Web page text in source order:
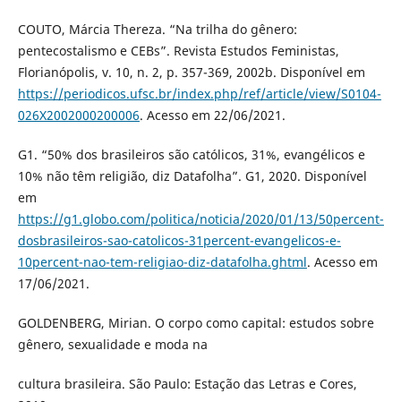
COUTO, Márcia Thereza. “Na trilha do gênero:
pentecostalismo e CEBs”. Revista Estudos Feministas,
Florianópolis, v. 10, n. 2, p. 357-369, 2002b. Disponível em
https://periodicos.ufsc.br/index.php/ref/article/view/S0104-
026X2002000200006. Acesso em 22/06/2021.
G1. “50% dos brasileiros são católicos, 31%, evangélicos e
10% não têm religião, diz Datafolha”. G1, 2020. Disponível
em
https://g1.globo.com/politica/noticia/2020/01/13/50percent-
dosbrasileiros-sao-catolicos-31percent-evangelicos-e-
10percent-nao-tem-religiao-diz-datafolha.ghtml. Acesso em
17/06/2021.
GOLDENBERG, Mirian. O corpo como capital: estudos sobre
gênero, sexualidade e moda na
cultura brasileira. São Paulo: Estação das Letras e Cores,